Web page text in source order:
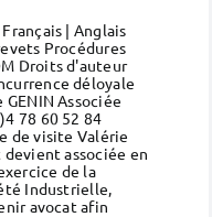
| Anglais
Procédures
Droits d'auteur
déloyale
Associée
78 60 52 84
de visite Valérie
associée en
de la
Industrielle,
avocat afin